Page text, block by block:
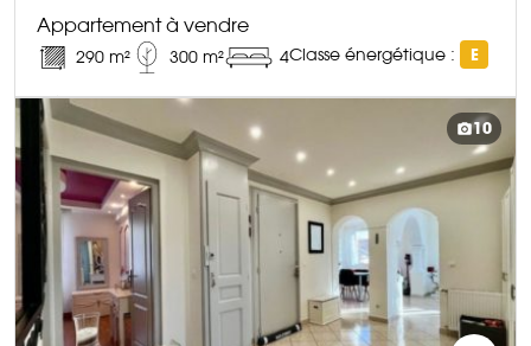
Appartement à vendre
290 m² 300 m² 4Classe énergétique : E
DÉCOUVRIR CE BIEN
10